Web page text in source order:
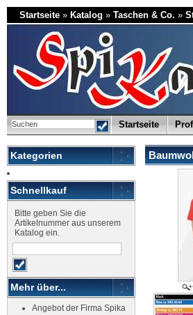
Startseite » Katalog » Taschen & Co. »
Startseite
Kategorien
Schnellkauf
Bitte geben Sie die
Artikelnummer aus unserem
Katalog ein.
Mehr über...
Angebot der Firma Spika